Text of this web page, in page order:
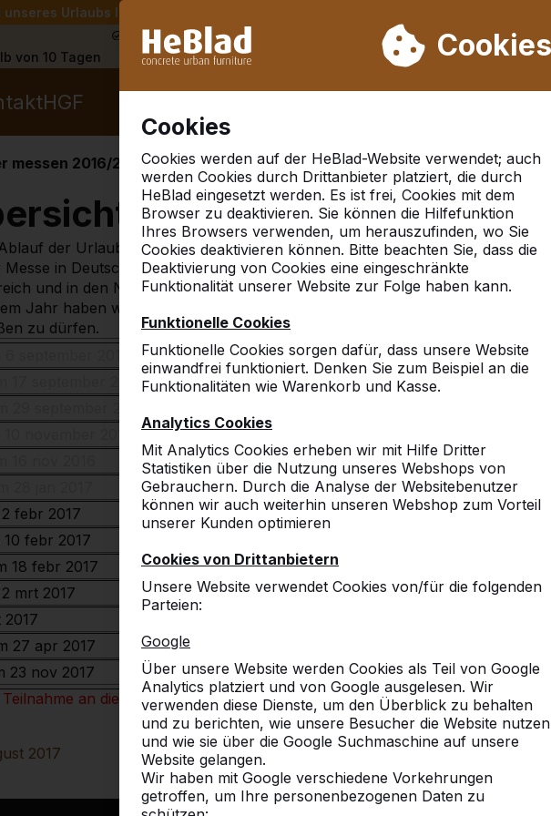
unseres Urlaubs liefern wir von Woche 31 bis Woche 33 nicht. Bitte
Cookies
Cookies
Cookies werden auf der HeBlad-Website verwendet; auch
werden Cookies durch Drittanbieter platziert, die durch
HeBlad eingesetzt werden. Es ist frei, Cookies mit dem
Browser zu deaktivieren. Sie können die Hilfefunktion
Ihres Browsers verwenden, um herauszufinden, wo Sie
Cookies deaktivieren können. Bitte beachten Sie, dass die
Deaktivierung von Cookies eine eingeschränkte
Funktionalität unserer Website zur Folge haben kann.
Funktionelle Cookies
Funktionelle Cookies sorgen dafür, dass unsere Website
einwandfrei funktioniert. Denken Sie zum Beispiel an die
Funktionalitäten wie Warenkorb und Kasse.
Analytics Cookies
Mit Analytics Cookies erheben wir mit Hilfe Dritter
Statistiken über die Nutzung unseres Webshops von
Gebrauchern. Durch die Analyse der Websitebenutzer
können wir auch weiterhin unseren Webshop zum Vorteil
unserer Kunden optimieren
Cookies von Drittanbietern
Unsere Website verwendet Cookies von/für die folgenden
Parteien:
Google
Über unsere Website werden Cookies als Teil von Google
Analytics platziert und von Google ausgelesen. Wir
verwenden diese Dienste, um den Überblick zu behalten
und zu berichten, wie unsere Besucher die Website nutzen
und wie sie über die Google Suchmaschine auf unsere
Website gelangen.
Wir haben mit Google verschiedene Vorkehrungen
getroffen, um Ihre personenbezogenen Daten zu
Schon mehr als 30.000 Produkten verkauft
von 10 Tagen
HGF
messen 2016/2017
der Messen
der Urlaubsperiode bereiten wir uns auf die Messezeit vor. Anfang
Messe in Deutschland. Danach folgen noch andere Messen in Deutschland,
und in den Niederlanden.
Jahr haben wir einen ganz neuen Stand. Wir hoffen dann auch, Sie auf
zu dürfen.
Spoga Gafa Keulen
17 september 2016
Galabau Nürnberg
Recreatievakbeurs
Welcome 2016 (Recreatievakbeurs) Gorinchem
NOT Utrecht
febr 2017
Dag van de Openbare Ruimte Brussel
België
febr 2017
18 febr 2017
Didacta
mrt 2017
Laerningsfestival Kopenhagen
27 apr 2017
Skolemessen
23 nov 2017
Salon des Maires Parijs **
an dieser Messe ist unter Vorbehalt.
2017